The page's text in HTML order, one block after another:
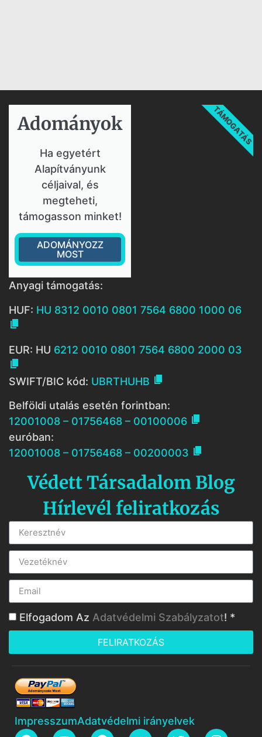
Adományok​
Ha egyetért
Alapítványunk
céljaival, és
megteheti,
támogasson minket!
ADOMÁNYOZZ
MOST
TÁMOGATÁS
Anyagi támogatás:
HUF: HU 8312 0010 0801 7564 6800 1000 06

EUR: HU 6212 0010 0801 7564 6800 2000 03

SWIFT/BIC kód: UBRTHUHB 
Belföldi utalás esetén forintban:
12001008 – 01756468 – 00100006 
euróban:
12001008 – 01756468 – 00200003 
Védett Társadalom Blog
Hírlevél feliratkozás
Elfogadom Az Adatvédelmi Szabályzatot! *
FELIRATKOZÁS
ImpresszumAdatvédelmi irányelvek